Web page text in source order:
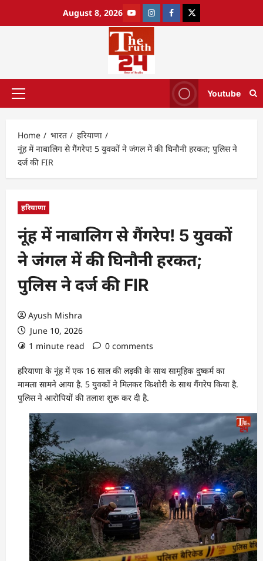
August 8, 2026
Youtube
Home भारत
हरियाणा
नूंह में नाबालिग से गैंगरेप! 5 युवकों ने जंगल में की घिनौनी हरकत; पुलिस ने
दर्ज की FIR
हरियाणा
नूंह में नाबालिग से गैंगरेप! 5 युवकों
ने जंगल में की घिनौनी हरकत;
पुलिस ने दर्ज की FIR
Ayush Mishra
June 10, 2026
1 minute read
0 comments
हरियाणा के नूंह में एक 16 साल की लड़की के साथ सामूहिक दुष्कर्म का
मामला सामने आया है. 5 युवकों ने मिलकर किशोरी के साथ गैंगरेप किया है.
पुलिस ने आरोपियों की तलाश शुरू कर दी है.